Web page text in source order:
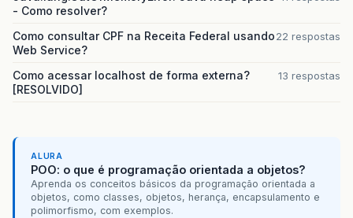
- Como resolver?
Como consultar CPF na Receita Federal usando
Web Service?
22 respostas
Como acessar localhost de forma externa?
[RESOLVIDO]
13 respostas
ALURA
POO: o que é programação orientada a objetos?
Aprenda os conceitos básicos da programação orientada a
objetos, como classes, objetos, herança, encapsulamento e
polimorfismo, com exemplos.